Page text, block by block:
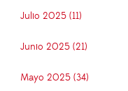
Julio 2025 (11)
Junio 2025 (21)
Mayo 2025 (34)